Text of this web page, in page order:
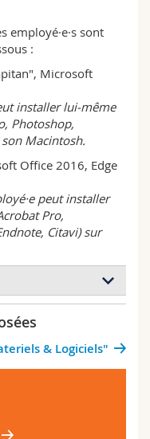
employé·e·s sont
:
Microsoft
installer lui-même
Photoshop,
Macintosh.
Office 2016, Edge
peut installer
Pro,
Citavi) sur
aucune forme
privés,
pour des travaux
Fribourg (mais
ont la
& Logiciels"